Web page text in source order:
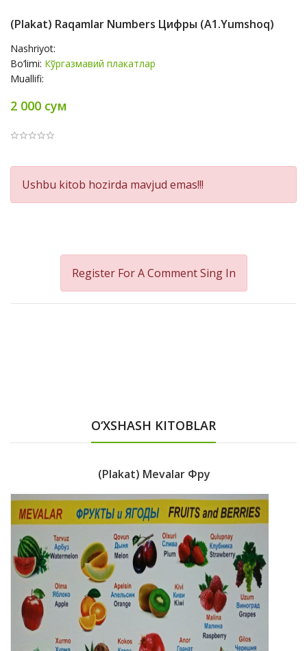
(Plakat) Raqamlar Numbers Цифры (A1.yumshoq)
Nashriyot:
Bo‘limi: Кўргазмавий плакатлар
Muallifi:
2 000 сум
Product
Summery
Ushbu kitob hozirda mavjud emas!!!
Register For A CommentSing In
O‘XSHASH KITOBLAR
(Plakat) Mevalar Фру